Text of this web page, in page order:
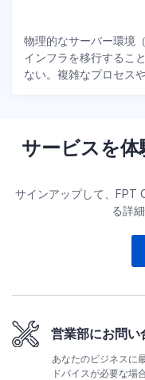
物理的なサーバー環境
インフラを移行するこ
ない。複雑なプロセス
サービスを体
サインアップして、FPT
る詳
営業部にお問い
あなたのビジネスに
ドバイスが必要な場